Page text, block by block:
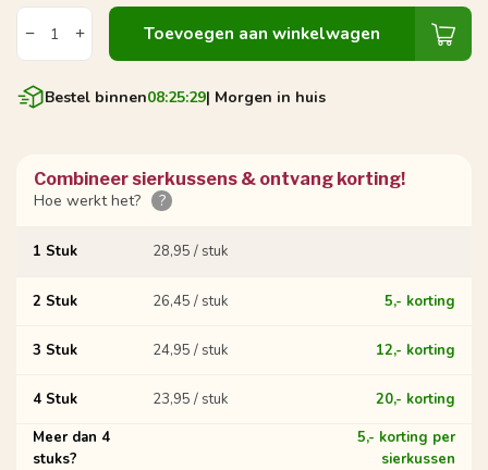
Toevoegen aan winkelwagen
Bestel binnen08:25:29| Morgen in huis
Combineer sierkussens & ontvang korting!
Hoe werkt het?
?
1 Stuk 28,95 / stuk
2 Stuk 26,45 / stuk 5,- korting
3 Stuk 24,95 / stuk 12,- korting
4 Stuk 23,95 / stuk
20,- korting
Meer dan 4
stuks?
5,- korting per
sierkussen